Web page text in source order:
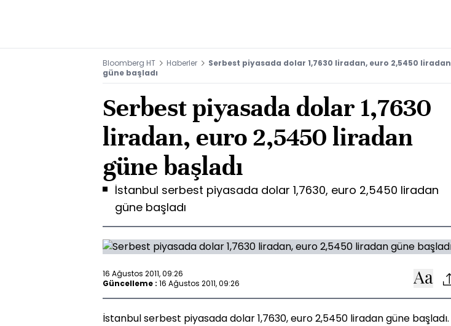
Bloomberg HT Haberler
Serbest piyasada dolar 1,7630 liradan, euro 2,5450 liradan
güne başladı
Serbest piyasada dolar 1,7630
liradan, euro 2,5450 liradan
güne başladı
İstanbul serbest piyasada dolar 1,7630, euro 2,5450 liradan
güne başladı
16 Ağustos 2011, 09:26
Güncelleme : 16 Ağustos 2011, 09:26
İstanbul serbest piyasada dolar 1,7630, euro 2,5450 liradan güne başladı.